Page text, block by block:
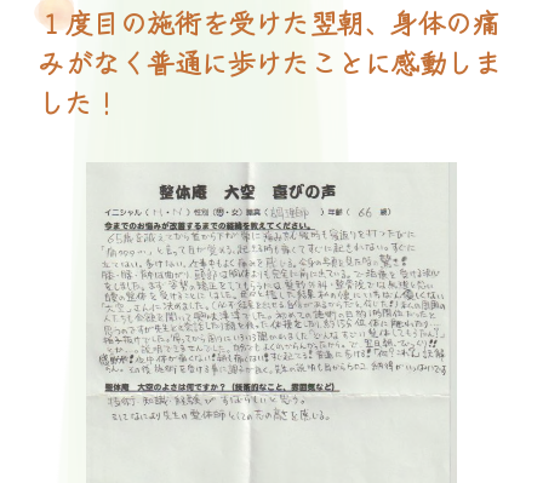
１度目の施術を受けた翌朝、身体の痛
みがなく普通に歩けたことに感動しま
した！